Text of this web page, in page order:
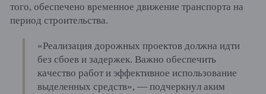
того, обеспечено временное движение транспорта на
период строительства.
«Реализация дорожных проектов должна идти
без сбоев и задержек. Важно обеспечить
качество работ и эффективное использование
выделенных средств», — подчеркнул аким